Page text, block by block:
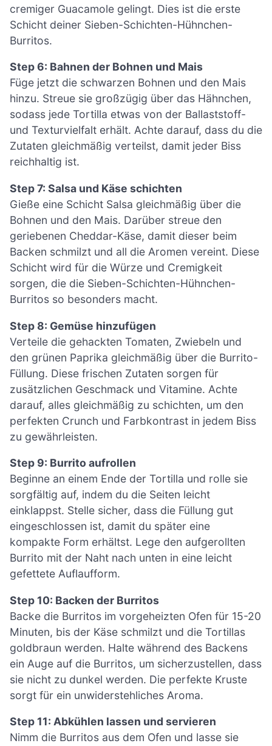
cremiger Guacamole gelingt. Dies ist die erste
Schicht deiner Sieben-Schichten-Hühnchen-
Burritos.
Step 6: Bahnen der Bohnen und Mais
Füge jetzt die schwarzen Bohnen und den Mais
hinzu. Streue sie großzügig über das Hähnchen,
sodass jede Tortilla etwas von der Ballaststoff-
und Texturvielfalt erhält. Achte darauf, dass du die
Zutaten gleichmäßig verteilst, damit jeder Biss
reichhaltig ist.
Step 7: Salsa und Käse schichten
Gieße eine Schicht Salsa gleichmäßig über die
Bohnen und den Mais. Darüber streue den
geriebenen Cheddar-Käse, damit dieser beim
Backen schmilzt und all die Aromen vereint. Diese
Schicht wird für die Würze und Cremigkeit
sorgen, die die Sieben-Schichten-Hühnchen-
Burritos so besonders macht.
Step 8: Gemüse hinzufügen
Verteile die gehackten Tomaten, Zwiebeln und
den grünen Paprika gleichmäßig über die Burrito-
Füllung. Diese frischen Zutaten sorgen für
zusätzlichen Geschmack und Vitamine. Achte
darauf, alles gleichmäßig zu schichten, um den
perfekten Crunch und Farbkontrast in jedem Biss
zu gewährleisten.
Step 9: Burrito aufrollen
Beginne an einem Ende der Tortilla und rolle sie
sorgfältig auf, indem du die Seiten leicht
einklappst. Stelle sicher, dass die Füllung gut
eingeschlossen ist, damit du später eine
kompakte Form erhältst. Lege den aufgerollten
Burrito mit der Naht nach unten in eine leicht
gefettete Auflaufform.
Step 10: Backen der Burritos
Backe die Burritos im vorgeheizten Ofen für 15-20
Minuten, bis der Käse schmilzt und die Tortillas
goldbraun werden. Halte während des Backens
ein Auge auf die Burritos, um sicherzustellen, dass
sie nicht zu dunkel werden. Die perfekte Kruste
sorgt für ein unwiderstehliches Aroma.
Step 11: Abkühlen lassen und servieren
Nimm die Burritos aus dem Ofen und lasse sie